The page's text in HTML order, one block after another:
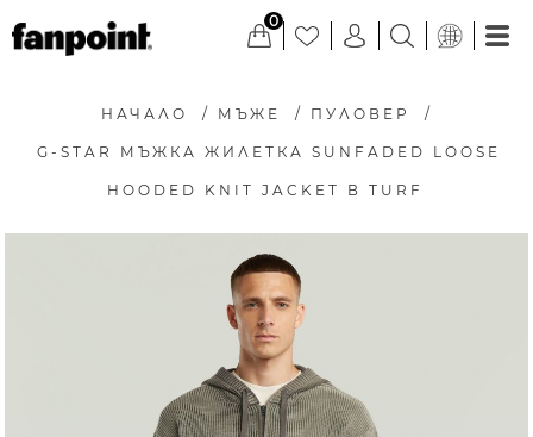
0
НАЧАЛО / МЪЖЕ / ПУЛОВЕР /
G-STAR МЪЖКА ЖИЛЕТКА SUNFADED LOOSE
HOODED KNIT JACKET В TURF